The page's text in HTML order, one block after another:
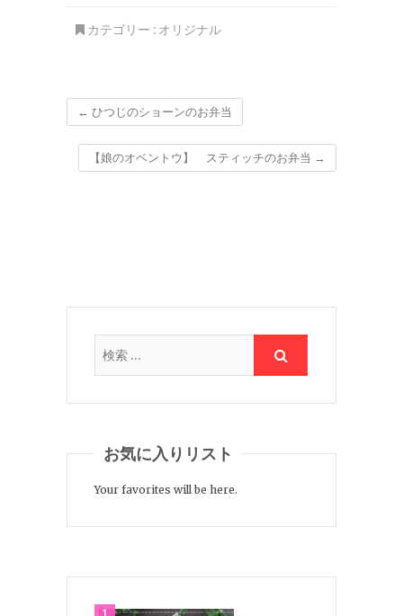
カテゴリー : オリジナル
← ひつじのショーンのお弁当
【娘のオベントウ】 スティッチのお弁当 →
お気に入りリスト
Your favorites will be here.